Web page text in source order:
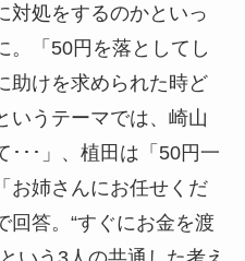
対処をするのかといっ
。「50円を落としてし
助けを求められた時ど
いうテーマでは、崎山
･･･」、植田は「50円一
お姉さんにお任せくだ
回答。“すぐにお金を渡